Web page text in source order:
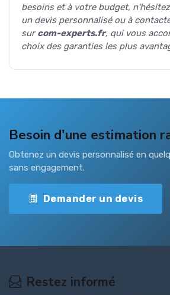
besoins et à votre budget,
un devis personnalisé ou à
surcom-experts.fr, qui vous
choix des garanties les plus
Besoin d'une estimation
Obtenez un devis personnalisé en
sans engagement.
Demander un devis
Restez informé